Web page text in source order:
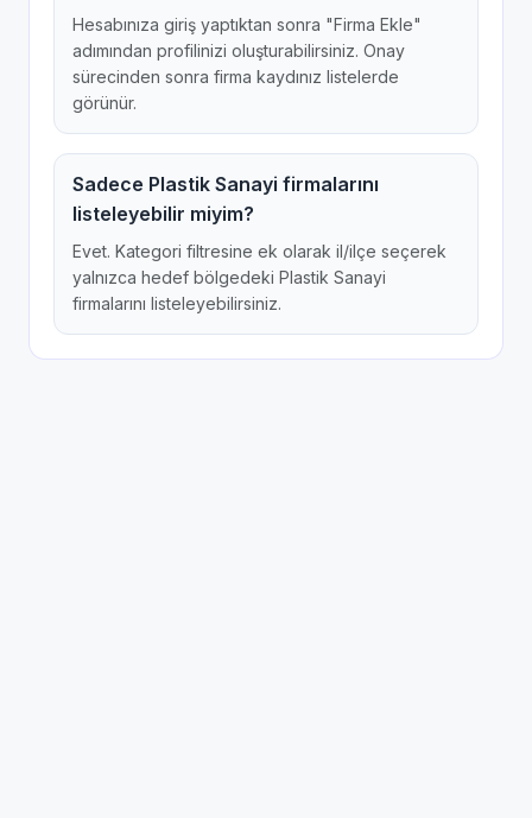
Hesabınıza giriş yaptıktan sonra "Firma Ekle"
adımından profilinizi oluşturabilirsiniz. Onay
sürecinden sonra firma kaydınız listelerde
görünür.
Sadece Plastik Sanayi firmalarını
listeleyebilir miyim?
Evet. Kategori filtresine ek olarak il/ilçe seçerek
yalnızca hedef bölgedeki Plastik Sanayi
firmalarını listeleyebilirsiniz.